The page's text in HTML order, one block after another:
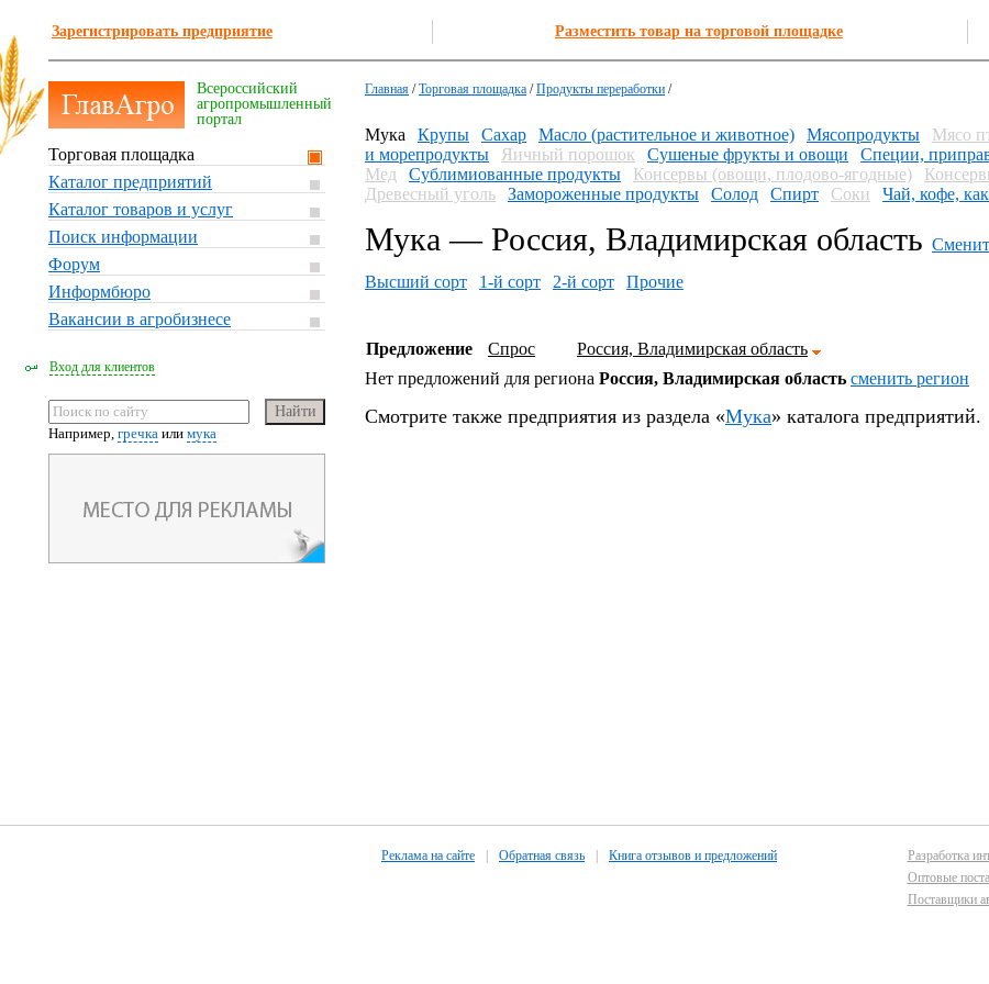
Зарегистрировать предприятие Разместить товар на торговой площадке
Всероссийский
агропромышленный
портал
Торговая площадка
Каталог предприятий
Каталог товаров и услуг
Поиск информации
Форум
Информбюро
Вакансии в агробизнесе
Вход для клиентов
Например, гречка или мука
Главная /Торговая площадка /Продукты переработки /
Мука Крупы Сахар Масло (растительное и животное) Мясопродукты Мясо
и морепродукты
Яичный порошок Сушеные фрукты и овощи Специи,
Мед
Сублимиованные продукты Консервы (овощи, плодово-ягодные)
Древесный уголь
Замороженные продукты Солод Спирт Соки Чай, кофе,
Мука — Россия, Владимирская область
Высший сорт
1-й сорт 2-й сорт
Прочие
Предложение
Спрос
Россия, Владимирская область
Нет предложений для региона Россия, Владимирская область cменить регион
Смотрите также предприятия из раздела «Мука» каталога предприятий.
Реклама на сайте Обратная связь Книга отзывов и предложений
Разработка
Оптовые
Поставщики